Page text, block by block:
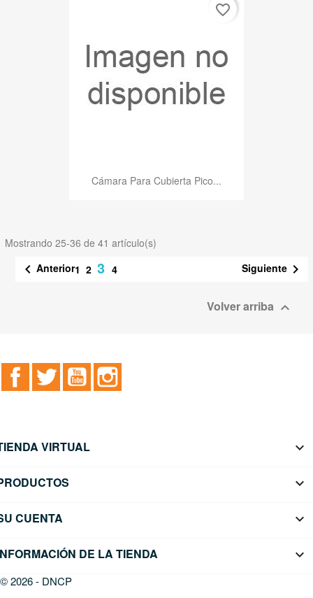
Cámara Para Cubierta Pico...
favorite_border
Mostrando 25-36 de 41 artículo(s)
 Anterior1 2 3 4 Siguiente 
Volver arriba 
FacebookTwitter YouTube
VIRTUAL 

CUENTA 
DE LA TIENDA keyboard_arrow_down
© 2026 - DNCP